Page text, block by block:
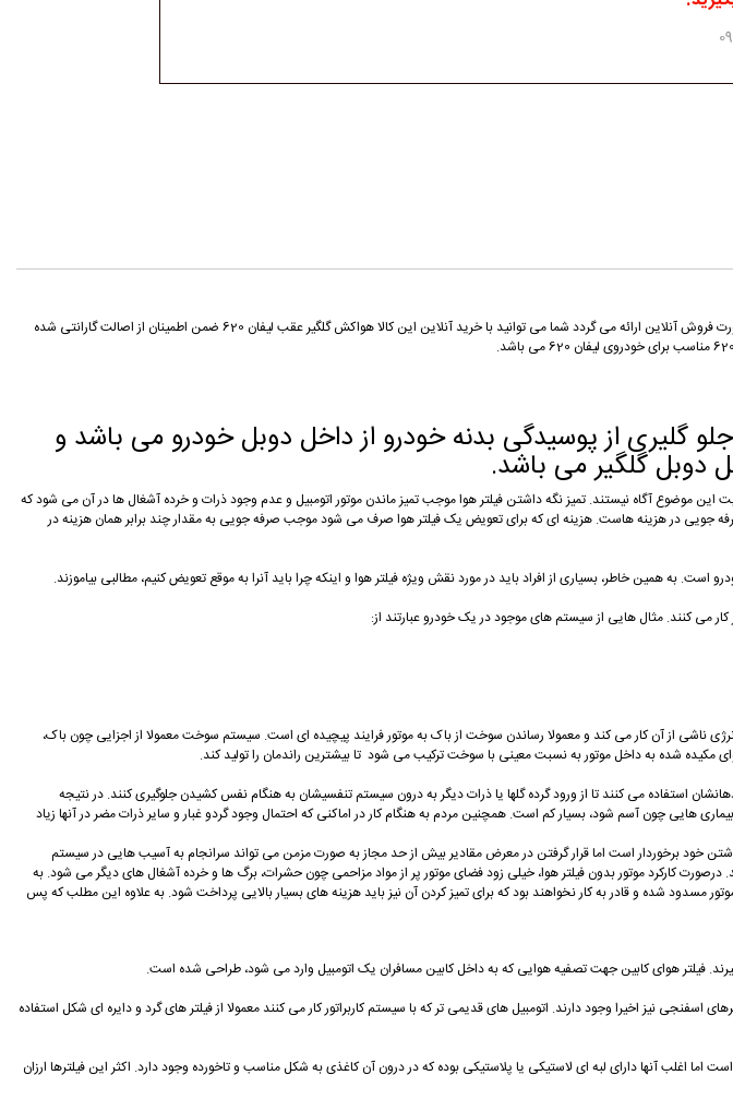
قطعه هواکش گلگیر عقب لیفان 620از محصولات تولیدی کمپانی لیفان (Lifan Motor) می باشد که توسط فروشگاه اینترنتی نوین پارت به صورت فروش آنلاین ارائه می گردد شما می توانید با خرید آنلاین این کالا هواکش گلگیر عقب لیفان 620 ضمن اطمینان از اصالت گارانتی شده
گلیری از پوسیدگی بدنه خودرو از داخل دوبل خودرو می باشد و
گلگیر می باشد.
این موضوع آگاه نیستند. تمیز نگه داشتن فیلتر هوا موجب تمیز ماندن موتور اتومبیل و عدم وجود ذرات و خرده آشغال ها در آن می شود که
جویی در هزینه هاست. هزینه ای که برای تعویض یک فیلتر هوا صرف می شود موجب صرفه جویی به مقدار چند برابر همان هزینه در
به همین خاطر، بسیاری از افراد باید در مورد نقش ویژه فیلتر هوا و اینکه چرا باید آنرا به موقع تعویض کنیم، مطالبی بیاموزند.
می کنند. مثال هایی از سیستم های موجود در یک خودرو عبارتند از:
ناشی از آن کار می کند و معمولا رساندن سوخت از باک به موتور فرایند پیچیده ای است. سیستم سوخت معمولا از اجزایی چون باک،
مکیده شده به داخل موتور به نسبت معینی با سوخت ترکیب می شود تا بیشترین راندمان را تولید کند.
استفاده می کنند تا از ورود گرده گلها یا ذرات دیگر به درون سیستم تنفسیشان به هنگام نفس کشیدن جلوگیری کنند. در نتیجه
هایی چون آسم شود، بسیار کم است. همچنین مردم به هنگام کار در اماکنی که احتمال وجود گردو غبار و سایر ذرات مضر در آنها زیاد
خود برخوردار است اما قرار گرفتن در معرض مقادیر بیش از حد مجاز به صورت مزمن می تواند سرانجام به آسیب هایی در سیستم
درصورت کارکرد موتور بدون فیلتر هوا، خیلی زود فضای موتور پر از مواد مزاحمی چون حشرات، برگ ها و خرده آشغال های دیگر می شود. به
مسدود شده و قادر به کار نخواهند بود که برای تمیز کردن آن نیز باید هزینه های بسیار بالایی پرداخت شود. به علاوه این مطلب که پس
نگیرند. فیلتر هوای کابین جهت تصفیه هوایی که به داخل کابین مسافران یک اتومبیل وارد می شود، طراحی شده است.
نیز اخیرا وجود دارند. اتومبیل های قدیمی تر که با سیستم کاربراتور کار می کنند معمولا از فیلتر های گرد و دایره ای شکل استفاده
آنها دارای لبه ای لاستیکی یا پلاستیکی بوده که در درون آن کاغذی به شکل مناسب و تاخورده وجود دارد. اکثر این فیلترها ارزان